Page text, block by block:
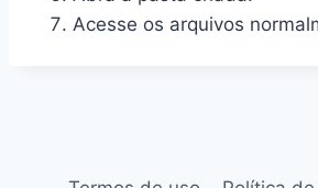
Acesse os arquivos